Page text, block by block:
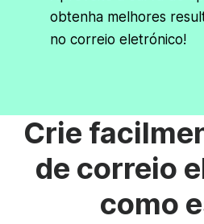
obtenha melhores
no correio eletrónico!
Crie
de correio
como